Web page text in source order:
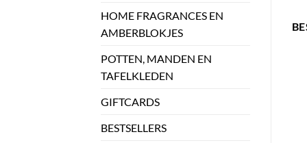
HOME FRAGRANCES EN
AMBERBLOKJES
POTTEN, MANDEN EN
TAFELKLEDEN
GIFTCARDS
BESTSELLERS